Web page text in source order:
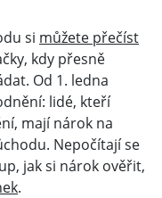
si můžete přečíst
kdy přesně
Od 1. ledna
lidé, kteří
mají nárok na
Nepočítají se
jak si nárok ověřit,
.